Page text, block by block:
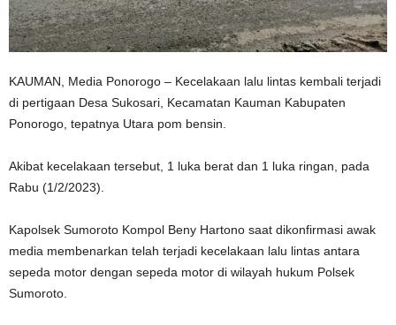
KAUMAN, Media Ponorogo – Kecelakaan lalu lintas kembali terjadi
di pertigaan Desa Sukosari, Kecamatan Kauman Kabupaten
Ponorogo, tepatnya Utara pom bensin.
Akibat kecelakaan tersebut, 1 luka berat dan 1 luka ringan, pada
Rabu (1/2/2023).
Kapolsek Sumoroto Kompol Beny Hartono saat dikonfirmasi awak
media membenarkan telah terjadi kecelakaan lalu lintas antara
sepeda motor dengan sepeda motor di wilayah hukum Polsek
Sumoroto.